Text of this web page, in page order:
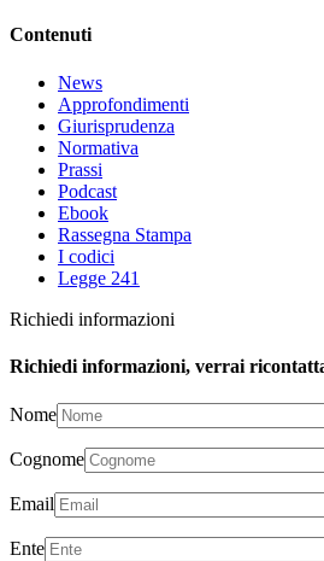
Contenuti
News
Approfondimenti
Giurisprudenza
Normativa
Prassi
Podcast
Ebook
Rassegna Stampa
I codici
Legge 241
Richiedi informazioni
Richiedi informazioni, verrai
Nome
Cognome
Email
Ente